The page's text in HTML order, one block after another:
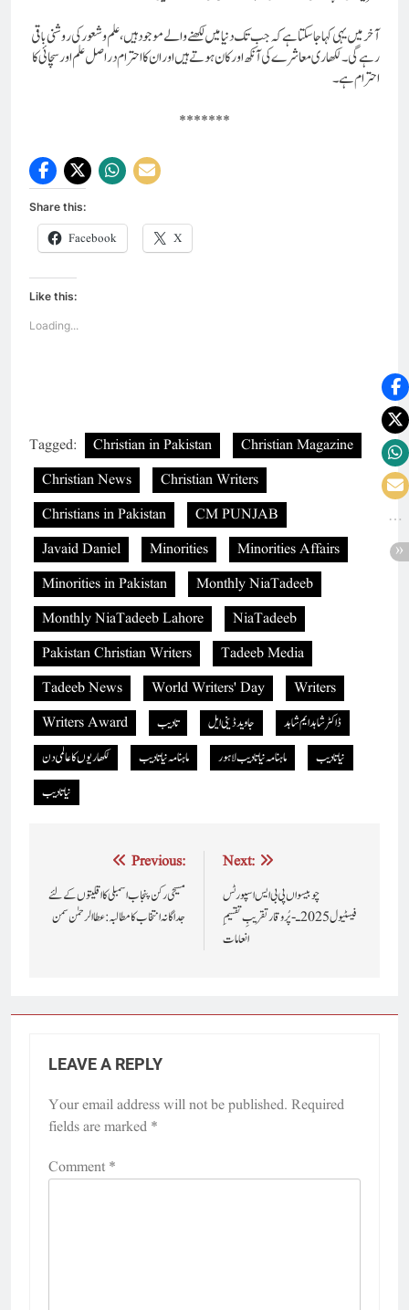
آخر میں یہی کہا جا سکتا ہے کہ جب تک دنیا میں لکھنے والے موجود ہیں، علم و شعور کی روشنی باقی
رہے گی۔ لکھاری معاشرے کی آنکھ اور کان ہوتے ہیں اوران کا احترام دراصل علم اور سچائی کا
احترام ہے۔
*******
Share this:
Facebook X
Like this:
Loading...
Tagged: Christian in Pakistan
Christian Magazine
Christian News
Christian Writers
Christians in Pakistan
CM PUNJAB
Javaid Daniel
Minorities
Minorities Affairs
Minorities in Pakistan
Monthly NiaTadeeb
Monthly NiaTadeeb Lahore
NiaTadeeb
Pakistan Christian Writers
Tadeeb Media
Tadeeb News
World Writers' Day
Writers
Writers Award
تادیب جاوید ڈینی ایل
ڈاکٹر شاہد ایم شاہد
لکھاریوں کا عالمی دن
ماہنامہ نیاتادیب ماہنامہ نیاتادیب لاہور
نیا تادیب
نیاتادیب
navigation
Previous:
مسیحی رکن پنجاب اسمبلی کا اقلیتوں کے لئے
جد اگانہ انتخاب کا مطالبہ : عطا الرحمٰن سمن
Next:
چوبیسواں پی بی ایس اسپورٹس
فیسٹیول 2025ـ- پُروقار تقریبِ تقسیمِ
انعامات
LEAVE A REPLY
Your email address will not be published. Required
fields are marked *
Comment *